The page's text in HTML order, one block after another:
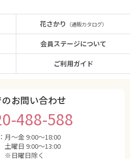
花さかり （通販カタログ）
会員ステージについて
ご利用ガイド
お問い合わせ
488-588
月〜金 9:00〜18:00
土曜日 9:00〜13:00
※日曜日除く